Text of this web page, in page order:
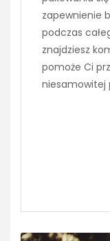
zapewnienie
podczas
znajdziesz
pomoże Ci
niesamowitej